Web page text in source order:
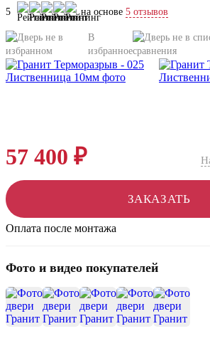
5 на основе 5 отзывов
В
избранное
57 400 ₽
ЗАКАЗАТЬ
Оплата после монтажа
Фото и видео покупателей